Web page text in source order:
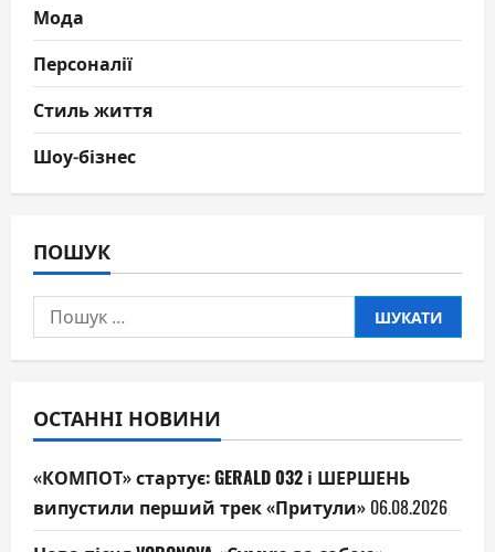
Мода
Персоналії
Стиль життя
Шоу-бізнес
ПОШУК
Пошук:
ОСТАННІ НОВИНИ
«КОМПОТ» стартує: GERALD 032 і ШЕРШЕНЬ
випустили перший трек «Притули» 06.08.2026